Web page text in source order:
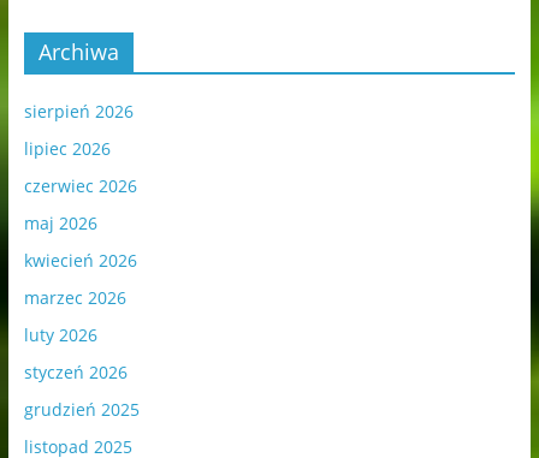
Archiwa
sierpień 2026
lipiec 2026
czerwiec 2026
maj 2026
kwiecień 2026
marzec 2026
luty 2026
styczeń 2026
grudzień 2025
listopad 2025